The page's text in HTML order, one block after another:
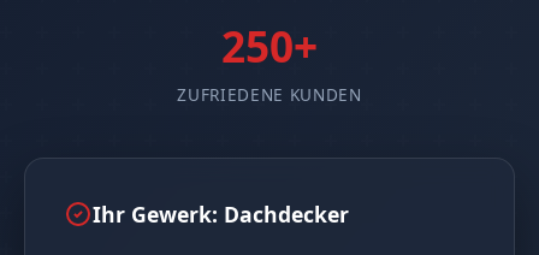
250+
ZUFRIEDENE KUNDEN
Ihr Gewerk: Dachdecker